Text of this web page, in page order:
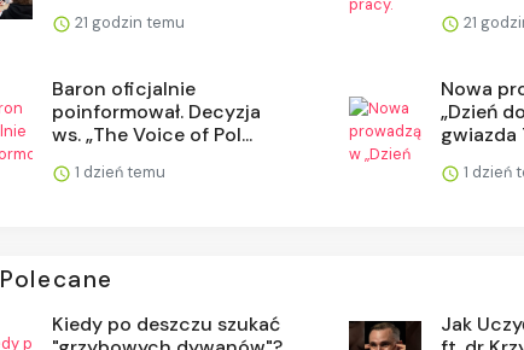
21 godzin temu 21
Baron oficjalnie
poinformował. Decyzja
ws. „The Voice of Pol...
1 dzień temu
Nowa
„Dzień
gwiazda
1 dzień
Polecane
Kiedy po deszczu szukać
Jak